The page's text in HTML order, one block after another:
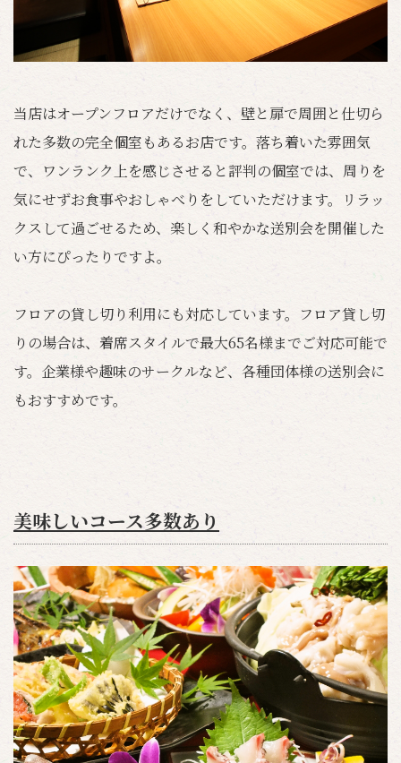
当店はオープンフロアだけでなく、壁と扉で周囲と仕切ら
れた多数の完全個室もあるお店です。落ち着いた雰囲気
で、ワンランク上を感じさせると評判の個室では、周りを
気にせずお食事やおしゃべりをしていただけます。リラッ
クスして過ごせるため、楽しく和やかな送別会を開催した
い方にぴったりですよ。
フロアの貸し切り利用にも対応しています。フロア貸し切
りの場合は、着席スタイルで最大65名様までご対応可能で
す。企業様や趣味のサークルなど、各種団体様の送別会に
もおすすめです。
美味しいコース多数あり